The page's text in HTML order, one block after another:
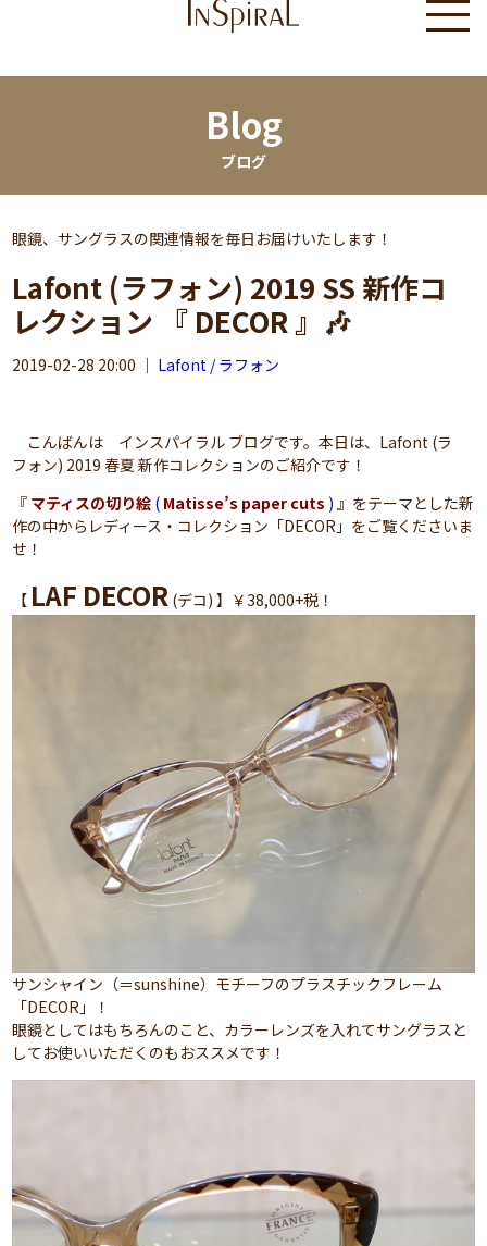
Blog
ブログ
眼鏡、サングラスの関連情報を毎日お届けいたします！
Lafont (ラフォン) 2019 SS 新作コ
レクション 『 DECOR 』🎶
2019-02-28 20:00 ｜ Lafont / ラフォン
こんばんは インスパイラル ブログです。本日は、Lafont (ラ
フォン) 2019 春夏 新作コレクションのご紹介です！
『 マティスの切り絵 ( Matisse’s paper cuts ) 』をテーマとした新
作の中からレディース・コレクション「DECOR」をご覧くださいま
せ！
【 LAF DECOR (デコ) 】￥38,000+税！
サンシャイン（＝sunshine）モチーフのプラスチックフレーム
「DECOR」！
眼鏡としてはもちろんのこと、カラーレンズを入れてサングラスと
してお使いいただくのもおススメです！